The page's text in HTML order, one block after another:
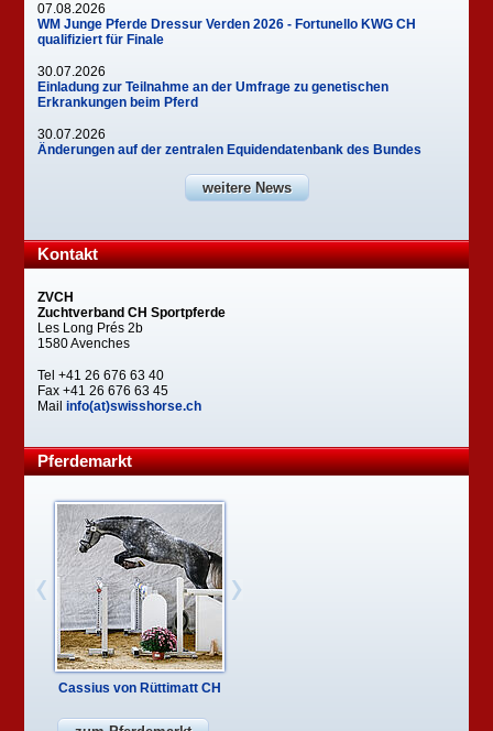
07.08.2026
WM Junge Pferde Dressur Verden 2026 - Fortunello KWG CH
qualifiziert für Finale
30.07.2026
Einladung zur Teilnahme an der Umfrage zu genetischen
Erkrankungen beim Pferd
30.07.2026
Änderungen auf der zentralen Equidendatenbank des Bundes
weitere News
Kontakt
ZVCH
Zuchtverband CH Sportpferde
Les Long Prés 2b
1580 Avenches
Tel +41 26 676 63 40
Fax +41 26 676 63 45
Mailinfo(at)swisshorse.ch
Pferdemarkt
Cassius von Rüttimatt CH